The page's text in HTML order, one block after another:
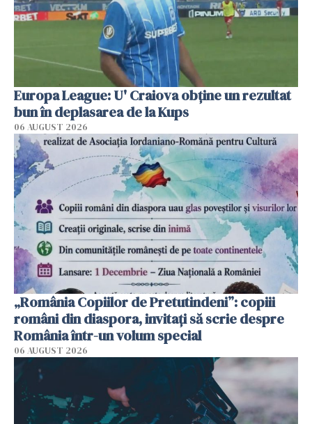
Europa League: U' Craiova obține un rezultat
bun în deplasarea de la Kups
06 AUGUST 2026
„România Copiilor de Pretutindeni”: copiii
români din diaspora, invitați să scrie despre
România într-un volum special
06 AUGUST 2026